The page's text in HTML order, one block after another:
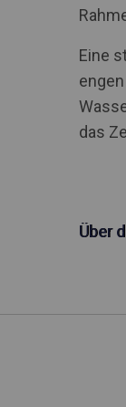
Eine
das
Über